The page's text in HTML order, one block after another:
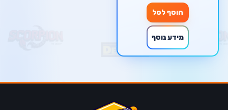
הוסף לסל
מידע נוסף